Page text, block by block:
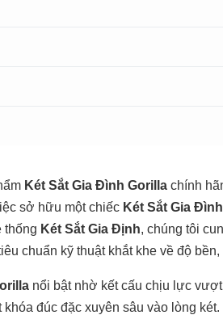
Két Sắt Gia Đình Gorilla chính
sở hữu một chiếc Két Sắt Gia
thống Két Sắt Gia Định, chúng tôi
chuẩn kỹ thuật khắt khe về độ
nổi bật nhờ kết cấu chịu lực
đúc đặc xuyên sâu vào lòng